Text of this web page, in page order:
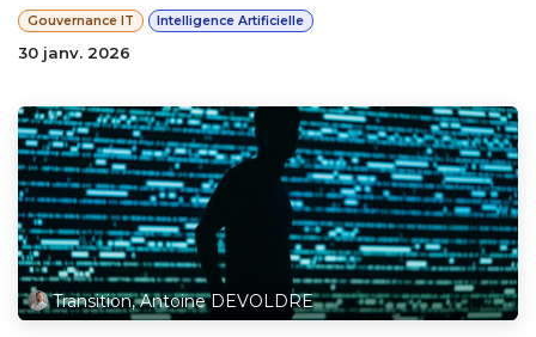
Gouvernance IT Intelligence Artificielle
30 janv. 2026
Transition, Antoine DEVOLDRE